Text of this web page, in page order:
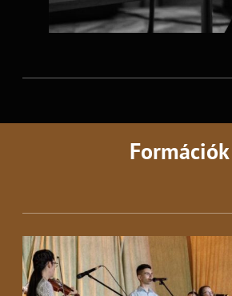
Formációk